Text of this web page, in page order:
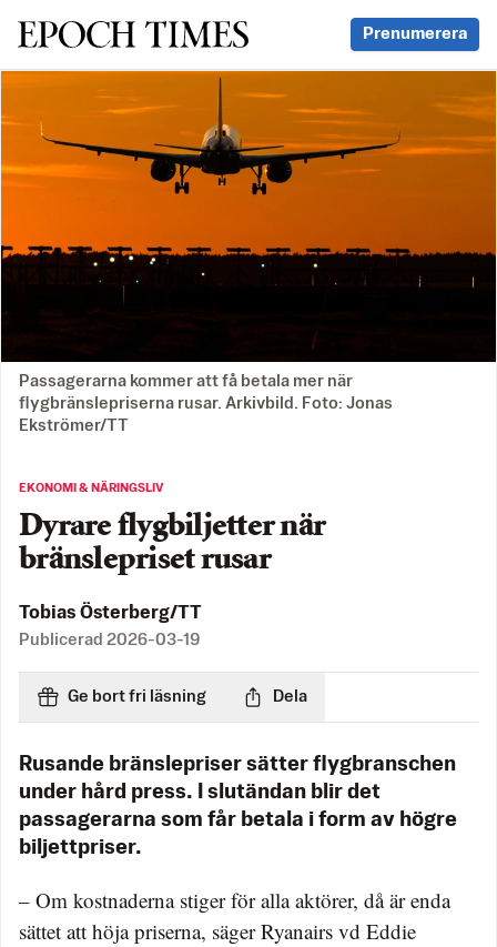
Svenska Epoch Times Prenumerera
Passagerarna kommer att få betala mer när
flygbränslepriserna rusar. Arkivbild. Foto: Jonas
Ekströmer/TT
EKONOMI & NÄRINGSLIV
Dyrare flygbiljetter när
bränslepriset rusar
Tobias Österberg/TT
Publicerad 2026-03-19
Ge bort fri läsning Dela
Rusande bränslepriser sätter flygbranschen
under hård press. I slutändan blir det
passagerarna som får betala i form av högre
biljettpriser.
– Om kostnaderna stiger för alla aktörer, då är enda
sättet att höja priserna, säger Ryanairs vd Eddie